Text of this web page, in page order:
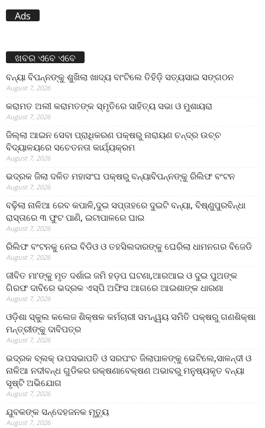
Ads
ଖବର ଏବେ ଏବେ
ବନ୍ୟା ବିପନ୍ନଙ୍କୁ ଶୁଖିଲା ଖାଦ୍ୟ ବାଂଟିଲେ ତିହିଡି଼ ସତ୍ୟସାଇ ସଙ୍ଗଠନ
August 7, 2026
କରାମତ ଅଲୀ କରାମତଙ୍କ ସ୍ମୃତିରେ ସାହିତ୍ୟ ସଭା ଓ ମୁଶାୟରା
August 7, 2026
ଜିଲ୍ଲା ଆଇନ ସେବା ପ୍ରାଧିକରଣ ପକ୍ଷରୁ ନାରାୟଣ ଚନ୍ଦ୍ର ଉଚ୍ଚ
ବିଦ୍ୟାଳୟରେ ସଚେତନତା କାର୍ଯ୍ୟକ୍ରମ
August 7, 2026
ଭଦ୍ରକ ଜିଲା ଦଳିତ ମହାସଂଘ ପକ୍ଷରୁ ବନ୍ୟାବିପନ୍ନଙ୍କୁ ରିଲିଫ ବଂଟନ
August 7, 2026
ବଢ଼ିଲା ନାଳିଆ ରେବ କପାଳି,ଦୁଇ ସପ୍ତାହରେ ଦୁଇଟି ବନ୍ୟା, ବିଷ୍ଣୁପୁରବିନ୍ଧା
ରାସ୍ତାରେ ୩ ଫୁଟ ପାଣି, ଇଟାପାଳରେ ଘାଇ
August 7, 2026
ରିଲିଫ ବଂଟନକୁ ନେଇ ବିଡିଓ ଓ ତହସିଲଦାରଙ୍କୁ ଘେରିଲା ଧାମନଗର ବିଜେଡି
August 7, 2026
ଜୀବିତ ମା’ଙ୍କୁ ମୃତ ଦର୍ଶାଇ ଜମି ହଡ଼ପ ଘଟଣା,ଆରଆଇ ଓ ଦୁଇ ପୁଅଙ୍କ
ଗିରଫ ଦାବିରେ ଭଦ୍ରକ ଏସ୍‌ପି ଅଫିସ ଆଗରେ ଆଇଶାଙ୍କ ଧାରଣା
August 7, 2026
ଓଡ଼ିଶା ସ୍କୁଲ କଲେଜ ଶିକ୍ଷକ କର୍ମଚାରୀ ସମନ୍ୱୟ ସମିତି ପକ୍ଷରୁ ଗଣଶିକ୍ଷା
ମନ୍ତ୍ରୀଙ୍କୁ ଦାବିପତ୍ର
August 7, 2026
ଭଦ୍ରକ ବ୍ଲକ୍ ଉପସଭାପତି ଓ ସରପଂଚ ଜିଲାପାଳଙ୍କୁ ଭେଟିଲେ,ସାଳନ୍ଦୀ ଓ
ନାଳିଆ ନଦୀବନ୍ଧ ଗୁଡିକର ରକ୍ଷଣାବେକ୍ଷଣ ଅଭାବରୁ ମନୁଷ୍ୟକୃତ ବନ୍ୟା
ସୃଷ୍ଟି ଅଭିଯୋଗ
August 7, 2026
ଯୁବକଙ୍କ ସନ୍ଦେହଜନକ ମୃତ୍ୟୁ
August 7, 2026